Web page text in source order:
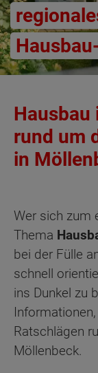
rund um
in
Wer sich zum
Thema
bei der Fülle
schnell
ins Dunkel zu
Ratschlägen
Möllenbeck.